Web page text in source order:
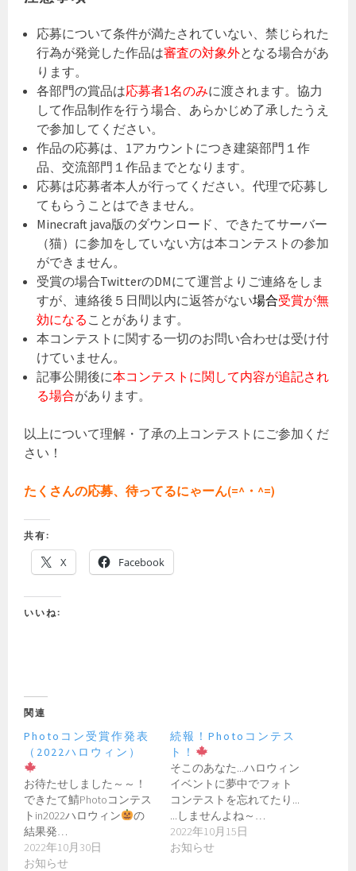
応募について条件が満たされていない、禁じられた
行為が発覚した作品は審査の対象外となる場合があ
ります。
各部門の賞品は応募者1名のみに渡されます。協力
して作品制作を行う場合、あらかじめ了承したうえ
で参加してください。
作品の応募は、1アカウントにつき建築部門１作
品、交流部門１作品までとなります。
応募は応募者本人が行ってください。代理で応募し
てもらうことはできません。
Minecraft java版のダウンロード、できたてサーバー
（猫）に参加をしていない方は本コンテストの参加
ができません。
受賞の場合TwitterのDMにて運営よりご連絡をしま
すが、連絡後５日間以内に返答がない場合受賞が無
効になる ことがあります。
本コンテストに関する一切のお問い合わせは受け付
けていません。
記事公開後に本コンテストに関して内容が追記され
る場合があります。
以上について理解・了承の上コンテストにご参加くだ
さい！
たくさんの応募、待ってるにゃーん(=^・^=)
共有:
X Facebook
いいね:
関連
Photoコン受賞作発表
（2022ハロウィン）
お待たせしました～～！
できたて鯖Photoコンテス
トin2022ハロウィン
の
結果発…
2022年10月30日
お知らせ
続報！Photoコンテス
ト！
そこのあなた...ハロウィン
イベントに夢中でフォト
コンテストを忘れてたり...
...しませんよね～…
2022年10月15日
お知らせ